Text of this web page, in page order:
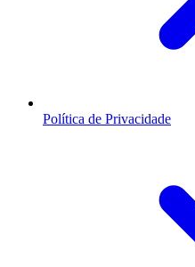
Política de Privacidade